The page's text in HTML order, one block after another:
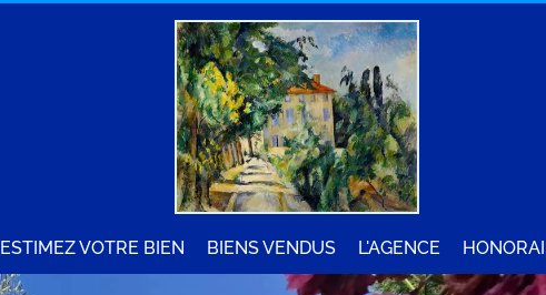
ESTIMEZ VOTRE BIEN BIENS VENDUS L'AGENCE